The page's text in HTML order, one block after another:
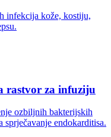
infekcija kože, kostiju,
rastvor za infuziju
ozbiljnih bakterijskih
endokarditisa.